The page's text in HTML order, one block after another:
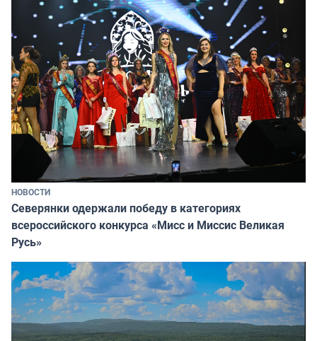
НОВОСТИ
Северянки одержали победу в категориях
всероссийского конкурса «Мисс и Миссис Великая
Русь»